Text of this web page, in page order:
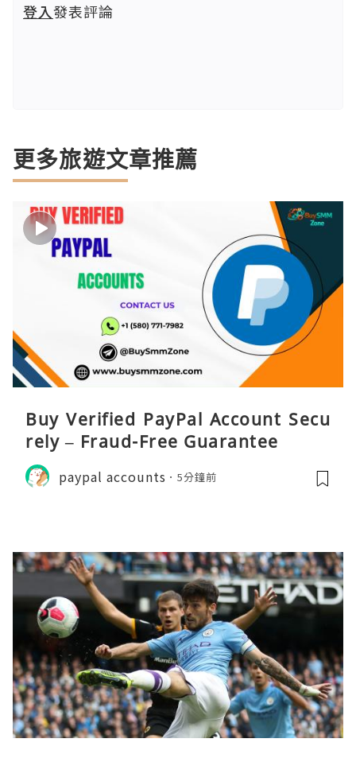
登入發表評論
更多旅遊文章推薦
Buy Verified PayPal Account Secu
rely – Fraud-Free Guarantee
paypal accounts 5分鐘前